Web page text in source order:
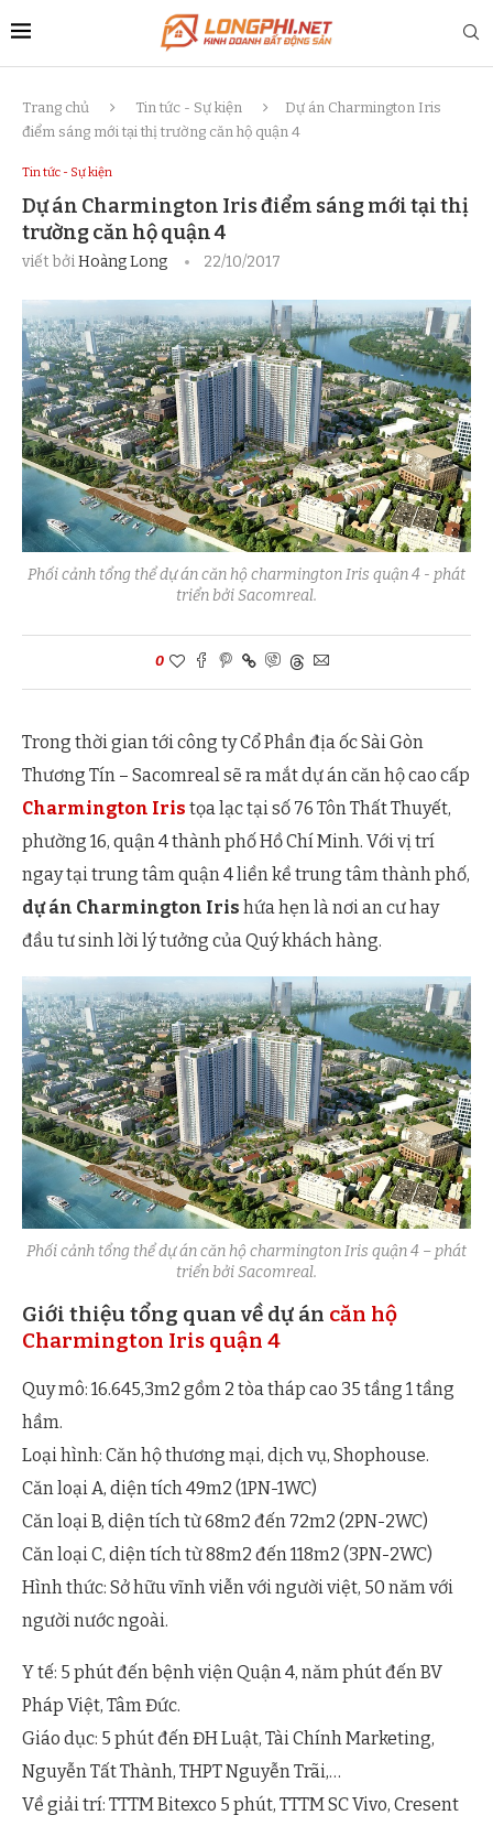
Trang chủ Tin tức - Sự kiện
Dự án Charmington Iris
điểm sáng mới tại thị trường căn hộ quận 4
Tin tức - Sự kiện
Dự án Charmington Iris điểm sáng mới tại thị
trường căn hộ quận 4
viết bởiHoàng Long 22/10/2017
Phối cảnh tổng thể dự án căn hộ charmington Iris quận 4 - phát
triển bởi Sacomreal.
0
Trong thời gian tới công ty Cổ Phần địa ốc Sài Gòn
Thương Tín – Sacomreal sẽ ra mắt dự án căn hộ cao cấp
Charmington Iris tọa lạc tại số 76 Tôn Thất Thuyết,
phường 16, quận 4 thành phố Hồ Chí Minh. Với vị trí
ngay tại trung tâm quận 4 liền kề trung tâm thành phố,
dự án Charmington Iris hứa hẹn là nơi an cư hay
đầu tư sinh lời lý tưởng của Quý khách hàng.
Phối cảnh tổng thể dự án căn hộ charmington Iris quận 4 – phát
triển bởi Sacomreal.
Giới thiệu tổng quan về dự án căn hộ
Charmington Iris quận 4
Quy mô: 16.645,3m2 gồm 2 tòa tháp cao 35 tầng 1 tầng
hầm.
Loại hình: Căn hộ thương mại, dịch vụ, Shophouse.
Căn loại A, diện tích 49m2 (1PN-1WC)
Căn loại B, diện tích từ 68m2 đến 72m2 (2PN-2WC)
Căn loại C, diện tích từ 88m2 đến 118m2 (3PN-2WC)
Hình thức: Sở hữu vĩnh viễn với người việt, 50 năm với
người nước ngoài.
Y tế: 5 phút đến bệnh viện Quận 4, năm phút đến BV
Pháp Việt, Tâm Đức.
Giáo dục: 5 phút đến ĐH Luật, Tài Chính Marketing,
Nguyễn Tất Thành, THPT Nguyễn Trãi,…
Về giải trí: TTTM Bitexco 5 phút, TTTM SC Vivo, Cresent